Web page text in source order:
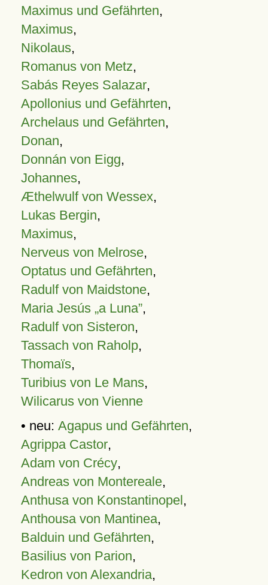
Maximus und Gefährten,
Maximus,
Nikolaus,
Romanus von Metz,
Sabás Reyes Salazar,
Apollonius und Gefährten,
Archelaus und Gefährten,
Donan,
Donnán von Eigg,
Johannes,
Æthelwulf von Wessex,
Lukas Bergin,
Maximus,
Nerveus von Melrose,
Optatus und Gefährten,
Radulf von Maidstone,
Maria Jesús „a Luna”,
Radulf von Sisteron,
Tassach von Raholp,
Thomaïs,
Turibius von Le Mans,
Wilicarus von Vienne
• neu: Agapus und Gefährten,
Agrippa Castor,
Adam von Crécy,
Andreas von Montereale,
Anthusa von Konstantinopel,
Anthousa von Mantinea,
Balduin und Gefährten,
Basilius von Parion,
Kedron von Alexandria,